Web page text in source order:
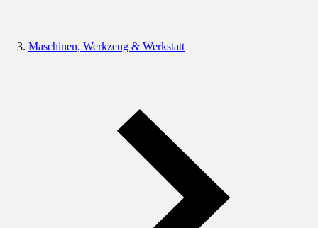
Maschinen, Werkzeug & Werkstatt